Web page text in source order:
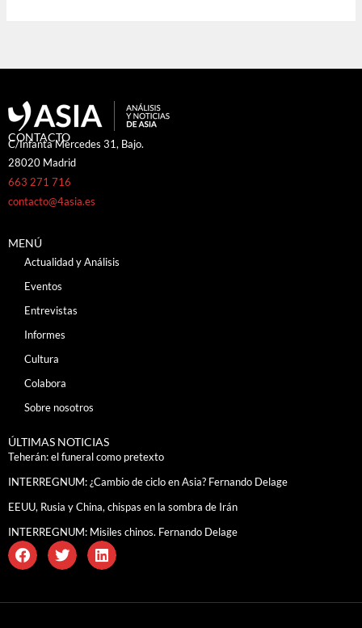
CONTACTO
C/Infanta Mercedes 31, Bajo.
28020 Madrid
663 271 716
contacto@4asia.es
MENÚ
Actualidad y Análisis
Eventos
Entrevistas
Informes
Cultura
Colabora
Sobre nosotros
ÚLTIMAS NOTICIAS
Teherán: el funeral como pretexto
INTERREGNUM: ¿Cambio de ciclo en Asia? Fernando Delage
EEUU, Rusia y China, chispas en la sombra de Irán
INTERREGNUM: Misiles chinos. Fernando Delage